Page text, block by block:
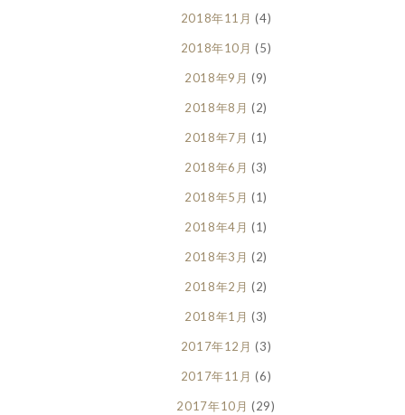
2018年11月 (4)
2018年10月 (5)
2018年9月 (9)
2018年8月 (2)
2018年7月 (1)
2018年6月 (3)
2018年5月 (1)
2018年4月 (1)
2018年3月 (2)
2018年2月 (2)
2018年1月 (3)
2017年12月 (3)
2017年11月 (6)
2017年10月 (29)